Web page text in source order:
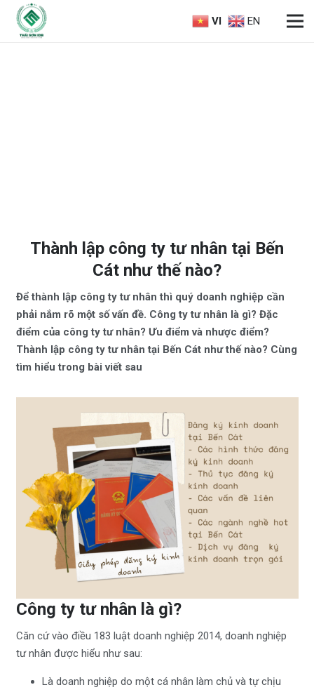
VI EN
Thành lập công ty tư nhân tại Bến
Cát như thế nào?
Để thành lập công ty tư nhân thì quý doanh nghiệp cần
phải nắm rõ một số vấn đề. Công ty tư nhân là gì? Đặc
điểm của công ty tư nhân? Ưu điểm và nhược điểm?
Thành lập công ty tư nhân tại Bến Cát như thế nào? Cùng
tìm hiểu trong bài viết sau
Công ty tư nhân là gì?
Căn cứ vào điều 183 luật doanh nghiệp 2014, doanh nghiệp
tư nhân được hiểu như sau:
Là doanh nghiệp do một cá nhân làm chủ và tự chịu